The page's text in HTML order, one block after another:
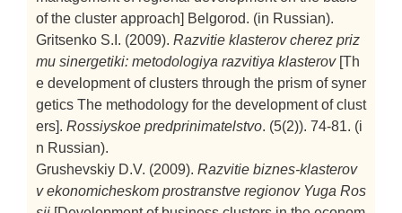
of the cluster approach] Belgorod. (in Russian).
Gritsenko S.I. (2009). Razvitie klasterov cherez priz
mu sinergetiki: metodologiya razvitiya klasterov[Th
e development of clusters through the prism of syner
getics The methodology for the development of clust
ers]. Rossiyskoe predprinimatelstvo. (5(2)). 74-81. (i
n Russian).
Grushevskiy D.V. (2009). Razvitie biznes-klasterov
v ekonomicheskom prostranstve regionov Yuga Ros